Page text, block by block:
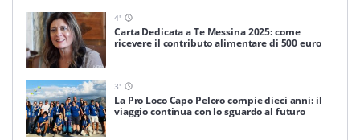
4'
Carta Dedicata a Te Messina 2025: come
ricevere il contributo alimentare di 500 euro
3'
La Pro Loco Capo Peloro compie dieci anni: il
viaggio continua con lo sguardo al futuro